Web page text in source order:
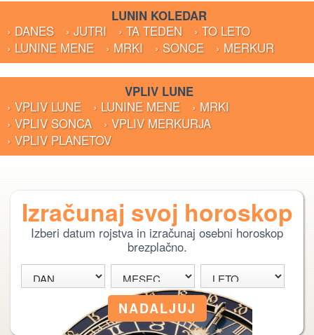
LUNIN KOLEDAR
› DANES
› JUTRI › TA TEDEN
› TO LETO
› LUNINE MENE
› MRKI › SONCE › MERKUR
VPLIV LUNE
› VPLIV LUNE
› LUNINE MENE
› MRKI
› VPLIV SONCA
› VPLIV MERKURJA
› VPLIV PLANETOV
Izračunaj svoj horoskop
Izberi datum rojstva in izračunaj osebni horoskop
brezplačno.